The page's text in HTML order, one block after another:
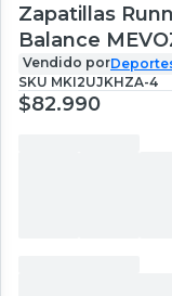
Zapatillas
Balance
Vendido por
SKU MKI2UJKHZA-4
$82.990